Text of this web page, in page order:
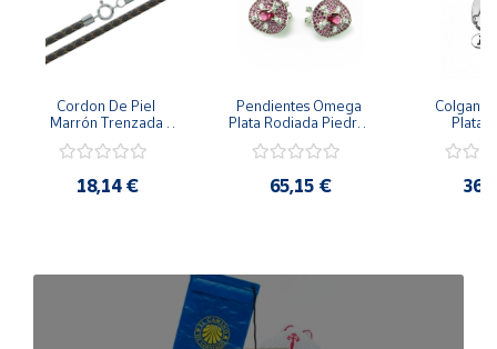
Cordon De Piel
Marrón Trenzada
Plata De 45Cm
18,14 €
Pendientes Omega
Plata Rodiada Piedras
65,15 €
Plata